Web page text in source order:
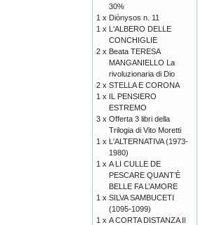
30%
1 x Diònysos n. 11
1 x L'ALBERO DELLE
CONCHIGLIE
2 x Beata TERESA
MANGANIELLO La
rivoluzionaria di Dio
2 x STELLA E CORONA
1 x IL PENSIERO
ESTREMO
3 x Offerta 3 libri della
Trilogia di Vito Moretti
1 x L'ALTERNATIVA (1973-
1980)
1 x A LI CULLE DE
PESCARE QUANT’È
BELLE FA L’AMORE
1 x SILVA SAMBUCETI
(1095-1099)
1 x A CORTA DISTANZA Il